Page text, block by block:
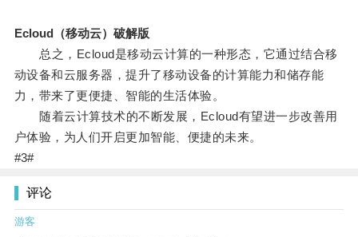
Ecloud（移动云）破解版
总之，Ecloud是移动云计算的一种形态，它通过结合移
动设备和云服务器，提升了移动设备的计算能力和储存能
力，带来了更便捷、智能的生活体验。
随着云计算技术的不断发展，Ecloud有望进一步改善用
户体验，为人们开启更加智能、便捷的未来。
#3#
评论
游客